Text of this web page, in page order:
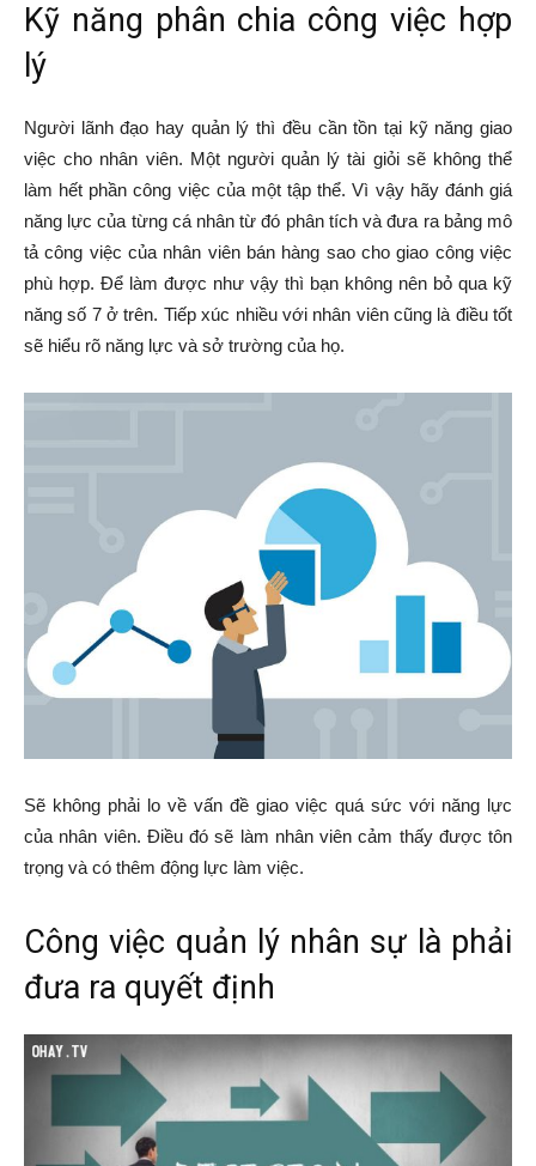
Kỹ năng phân chia công việc hợp
lý
Người lãnh đạo hay quản lý thì đều cần tồn tại kỹ năng giao
việc cho nhân viên. Một người quản lý tài giỏi sẽ không thể
làm hết phần công việc của một tập thể. Vì vậy hãy đánh giá
năng lực của từng cá nhân từ đó phân tích và đưa ra bảng mô
tả công việc của nhân viên bán hàng sao cho giao công việc
phù hợp. Để làm được như vậy thì bạn không nên bỏ qua kỹ
năng số 7 ở trên. Tiếp xúc nhiều với nhân viên cũng là điều tốt
sẽ hiểu rõ năng lực và sở trường của họ.
Sẽ không phải lo về vấn đề giao việc quá sức với năng lực
của nhân viên. Điều đó sẽ làm nhân viên cảm thấy được tôn
trọng và có thêm động lực làm việc.
Công việc quản lý nhân sự là phải
đưa ra quyết định